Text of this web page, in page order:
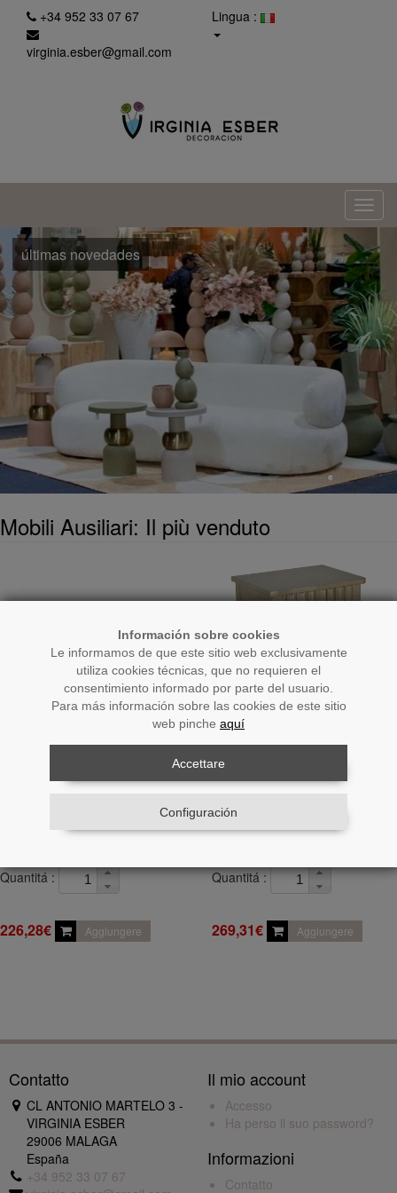
Información sobre cookies
Le informamos de que este sitio web exclusivamente
utiliza cookies técnicas, que no requieren el
consentimiento informado por parte del usuario.
Para más información sobre las cookies de este sitio
web pinche aquí
Accettare
Configuración
+34 952 33 07 67
virginia.esber@gmail.com
Lingua :
últimas novedades
Mobili Ausiliari: Il più venduto
Quantitá :
226,28€ Aggiungere
Comodino Champagne Con 2
Cassetti In Legno
Quantitá :
269,31€ Aggiungere
Contatto
CL ANTONIO MARTELO 3 -
VIRGINIA ESBER
29006 MALAGA
España
+34 952 33 07 67
Il mio account
Accesso
Ha perso il suo password?
Informazioni
Contatto